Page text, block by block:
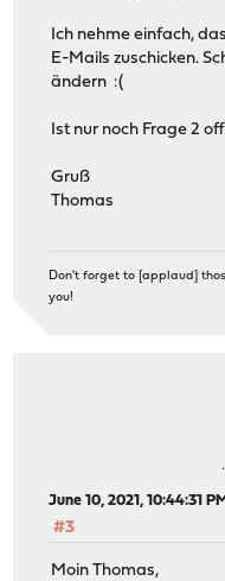
Ich nehme einfach,
E-Mails zuschicken.
ändern :(
Ist nur noch Frage 2
Gruß
Thomas
Don't forget to [applaud]
you!
June 10, 2021, 10:44:31 PM
#3
Moin Thomas,